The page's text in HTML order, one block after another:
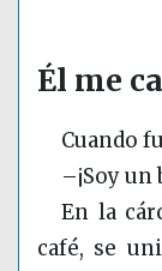
Él me
Cuando
–¡Soy
En la
café, se